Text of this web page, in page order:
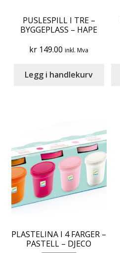
PUSLESPILL I TRE –
BYGGEPLASS – HAPE
kr 149.00 inkl. Mva
Legg i handlekurv
PLASTELINA I 4 FARGER –
PASTELL – DJECO